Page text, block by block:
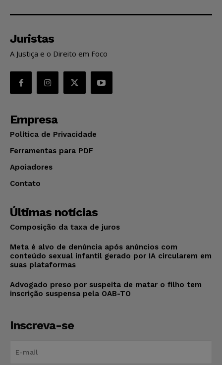
Juristas
A Justiça e o Direito em Foco
Empresa
Política de Privacidade
Ferramentas para PDF
Apoiadores
Contato
Últimas notícias
Composição da taxa de juros
Meta é alvo de denúncia após anúncios com
conteúdo sexual infantil gerado por IA circularem em
suas plataformas
Advogado preso por suspeita de matar o filho tem
inscrição suspensa pela OAB-TO
Inscreva-se